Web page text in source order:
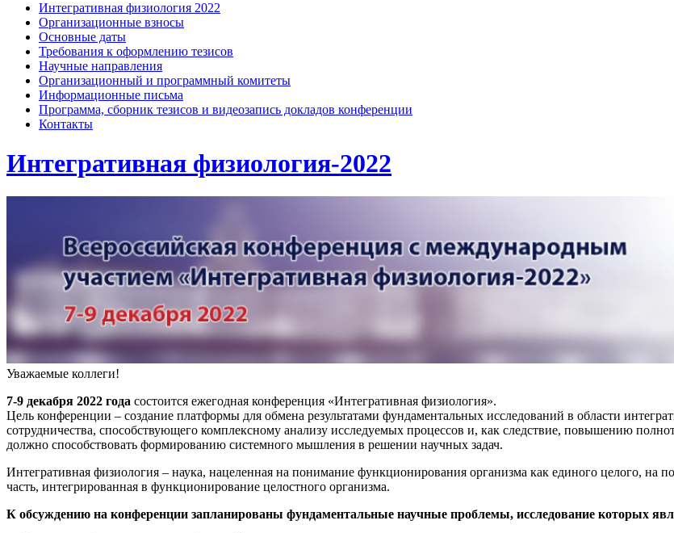
Интегративная физиология 2022
Организационные взносы
Основные даты
Требования к оформлению тезисов
Научные направления
Организационный и программный комитеты
Информационные письма
Программа, сборник тезисов и видеозапись докладов конференции
Контакты
Интегративная физиология-2022
Уважаемые коллеги!
7-9 декабря 2022 года состоится ежегодная конференция «Интегративная физиология».
Цель конференции – создание платформы для обмена результатами фундаментальных исследований в области
сотрудничества, способствующего комплексному анализу исследуемых процессов и, как следствие, повышению
должно способствовать формированию системного мышления в решении научных задач.
Интегративная физиология – наука, нацеленная на понимание функционирования организма как единого целого, на
часть, интегрированная в функционирование целостного организма.
К обсуждению на конференции запланированы фундаментальные научные проблемы, исследование которых